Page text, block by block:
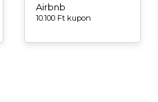
Airbnb
10.100 Ft kupon